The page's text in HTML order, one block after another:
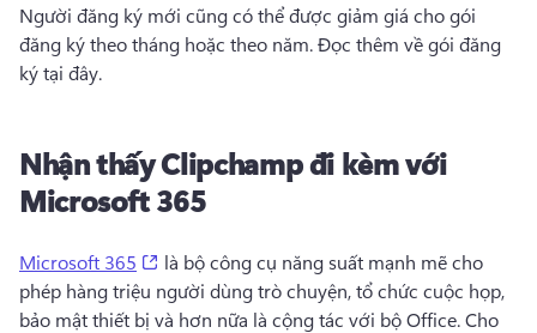
Người đăng ký mới cũng có thể được giảm giá cho gói
đăng ký theo tháng hoặc theo năm. Đọc thêm về gói đăng
ký tại đây.
Nhận thấy Clipchamp đi kèm với
Microsoft 365
Microsoft 365 (opens in a new tab)
là bộ công cụ năng suất mạnh mẽ cho
phép hàng triệu người dùng trò chuyện, tổ chức cuộc họp,
bảo mật thiết bị và hơn nữa là cộng tác với bộ Office. Cho